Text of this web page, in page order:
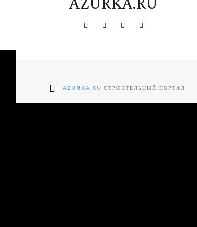
AZURKA.RU СТРОИТЕЛЬНЫЙ ПОРТАЛ